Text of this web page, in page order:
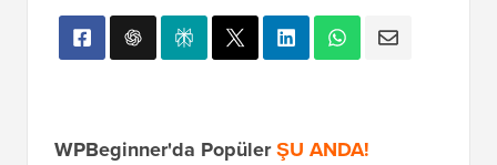
WPBeginner'da PopülerŞU ANDA!